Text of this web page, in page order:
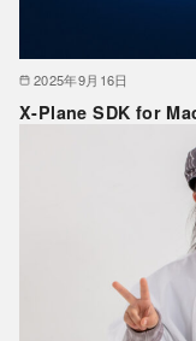
2025年9月16日
X-Plane SDK for